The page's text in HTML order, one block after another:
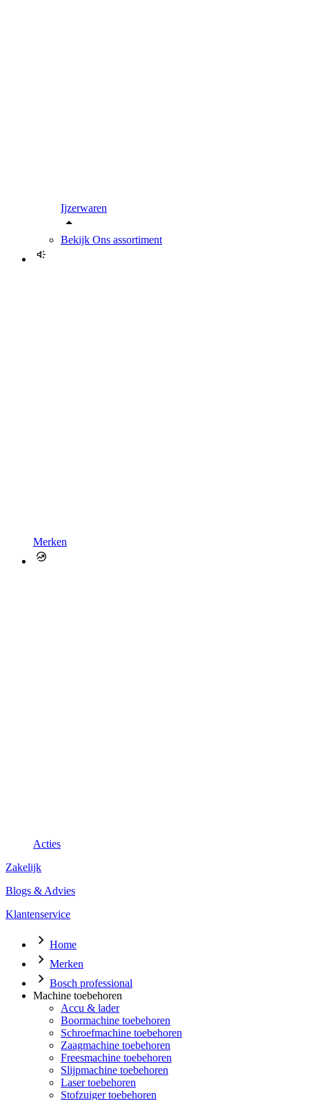
Ijzerwaren
Bekijk Ons assortiment
Merken
Acties
Zakelijk
Blogs & Advies
Klantenservice
Home
Merken
Bosch professional
Machine toebehoren
Accu & lader
Boormachine toebehoren
Schroefmachine toebehoren
Zaagmachine toebehoren
Freesmachine toebehoren
Slijpmachine toebehoren
Laser toebehoren
Stofzuiger toebehoren